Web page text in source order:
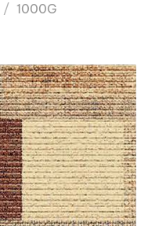
/ 1000G